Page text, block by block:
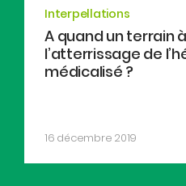
Interpellations
A quand un terrain
l’atterrissage de
médicalisé ?
16 décembre 2019